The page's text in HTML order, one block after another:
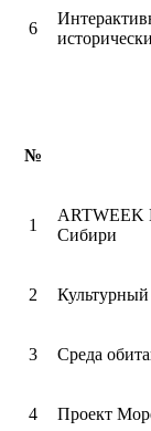
6
№
1
ARTWEEK
Сибири
2 Культурный
3 Среда
4 Проект